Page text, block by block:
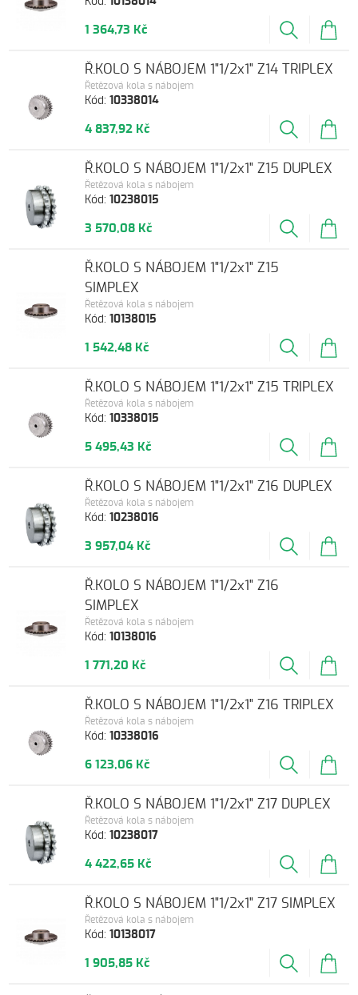
1 364,73 Kč
Kód:10338014
Řetězová kola s nábojem
Ř.KOLO S NÁBOJEM 1"1/2x1" Z14 TRIPLEX
4 837,92 Kč
Kód:10238015
Řetězová kola s nábojem
Ř.KOLO S NÁBOJEM 1"1/2x1" Z15 DUPLEX
3 570,08 Kč
Kód:10138015
Řetězová kola s nábojem
Ř.KOLO S NÁBOJEM 1"1/2x1" Z15
SIMPLEX
1 542,48 Kč
Kód:10338015
Řetězová kola s nábojem
Ř.KOLO S NÁBOJEM 1"1/2x1" Z15 TRIPLEX
5 495,43 Kč
Kód:10238016
Řetězová kola s nábojem
Ř.KOLO S NÁBOJEM 1"1/2x1" Z16 DUPLEX
3 957,04 Kč
Kód:10138016
Řetězová kola s nábojem
Ř.KOLO S NÁBOJEM 1"1/2x1" Z16
SIMPLEX
1 771,20 Kč
Kód:10338016
Řetězová kola s nábojem
Ř.KOLO S NÁBOJEM 1"1/2x1" Z16 TRIPLEX
6 123,06 Kč
Kód:10238017
Řetězová kola s nábojem
Ř.KOLO S NÁBOJEM 1"1/2x1" Z17 DUPLEX
4 422,65 Kč
Kód:10138017
Řetězová kola s nábojem
Ř.KOLO S NÁBOJEM 1"1/2x1" Z17 SIMPLEX
1 905,85 Kč